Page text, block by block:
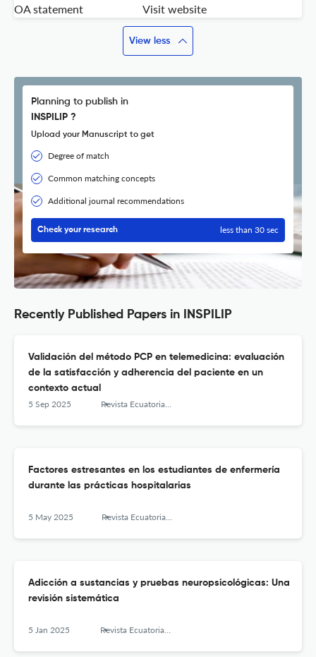
OA statement
Visit website
View less
Planning to publish in
INSPILIP ?
Upload your Manuscript to get
Degree of match
Common matching concepts
Additional journal recommendations
Check your research less than 30 sec
Recently Published Papers in INSPILIP
Validación del método PCP en telemedicina: evaluación
de la satisfacción y adherencia del paciente en un
contexto actual
5 Sep 2025 Revista Ecuatoriana de Ciencia Tecnología e Innovación en Salud Pública
Factores estresantes en los estudiantes de enfermería
durante las prácticas hospitalarias
5 May 2025 Revista Ecuatoriana de Ciencia Tecnología e Innovación en Salud Pública
Adicción a sustancias y pruebas neuropsicológicas: Una
revisión sistemática
5 Jan 2025 Revista Ecuatoriana de Ciencia Tecnología e Innovación en Salud Pública